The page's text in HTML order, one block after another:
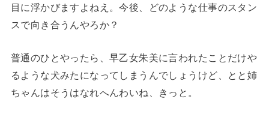
目に浮かびますよねえ。今後、どのような仕事のスタン
スで向き合うんやろか？
普通のひとやったら、早乙女朱美に言われたことだけや
るような犬みたになってしまうんでしょうけど、とと姉
ちゃんはそうはなれへんわいね、きっと。